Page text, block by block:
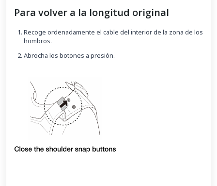
Para volver a la longitud original
Recoge ordenadamente el cable del interior de la zona de los
hombros.
Abrocha los botones a presión.